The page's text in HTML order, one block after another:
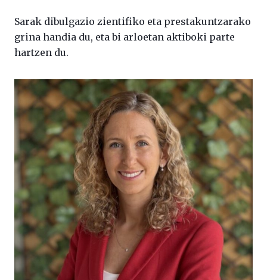
Sarak dibulgazio zientifiko eta prestakuntzarako
grina handia du, eta bi arloetan aktiboki parte
hartzen du.